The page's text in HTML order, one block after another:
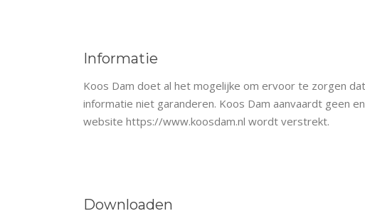
Informatie
Koos Dam doet al het mogelijke om ervoor te zorgen
informatie niet garanderen. Koos Dam aanvaardt geen
website https://www.koosdam.nl wordt verstrekt.
Downloaden